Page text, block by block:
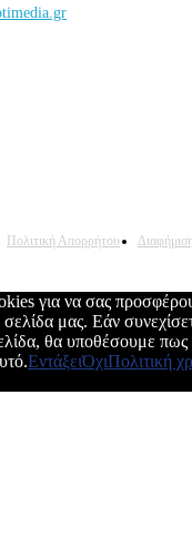
Πολιτική Απορρήτου
Διαφήμιση
για να σας
σελίδα μας. Εάν
θα υποθέσουμε πως
ΕντάξειΌχιΠολιτική